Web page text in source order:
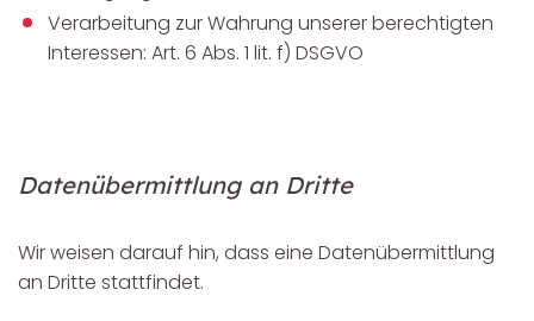
Verarbeitung zur Wahrung unserer berechtigten
Interessen: Art. 6 Abs. 1 lit. f) DSGVO
Datenübermittlung an Dritte
Wir weisen darauf hin, dass eine Datenübermittlung
an Dritte stattfindet.